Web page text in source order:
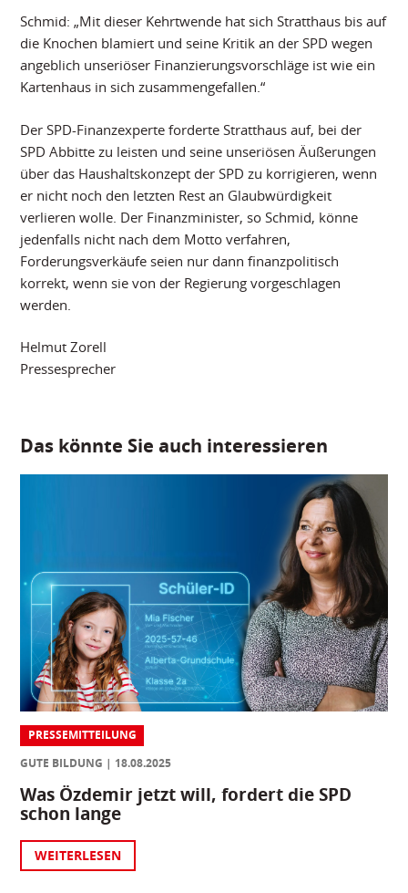
Schmid: „Mit dieser Kehrtwende hat sich Stratthaus bis auf
die Knochen blamiert und seine Kritik an der SPD wegen
angeblich unseriöser Finanzierungsvorschläge ist wie ein
Kartenhaus in sich zusammengefallen.“
Der SPD-Finanzexperte forderte Stratthaus auf, bei der
SPD Abbitte zu leisten und seine unseriösen Äußerungen
über das Haushaltskonzept der SPD zu korrigieren, wenn
er nicht noch den letzten Rest an Glaubwürdigkeit
verlieren wolle. Der Finanzminister, so Schmid, könne
jedenfalls nicht nach dem Motto verfahren,
Forderungsverkäufe seien nur dann finanzpolitisch
korrekt, wenn sie von der Regierung vorgeschlagen
werden.
Helmut Zorell
Pressesprecher
Das könnte Sie auch interessieren
PRESSEMITTEILUNG
GUTE BILDUNG
18.08.2025
Was Özdemir jetzt will, fordert die SPD
schon lange
WEITERLESEN